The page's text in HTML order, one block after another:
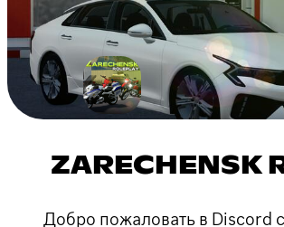
ZARECHENSK
Добро пожаловать в Discord